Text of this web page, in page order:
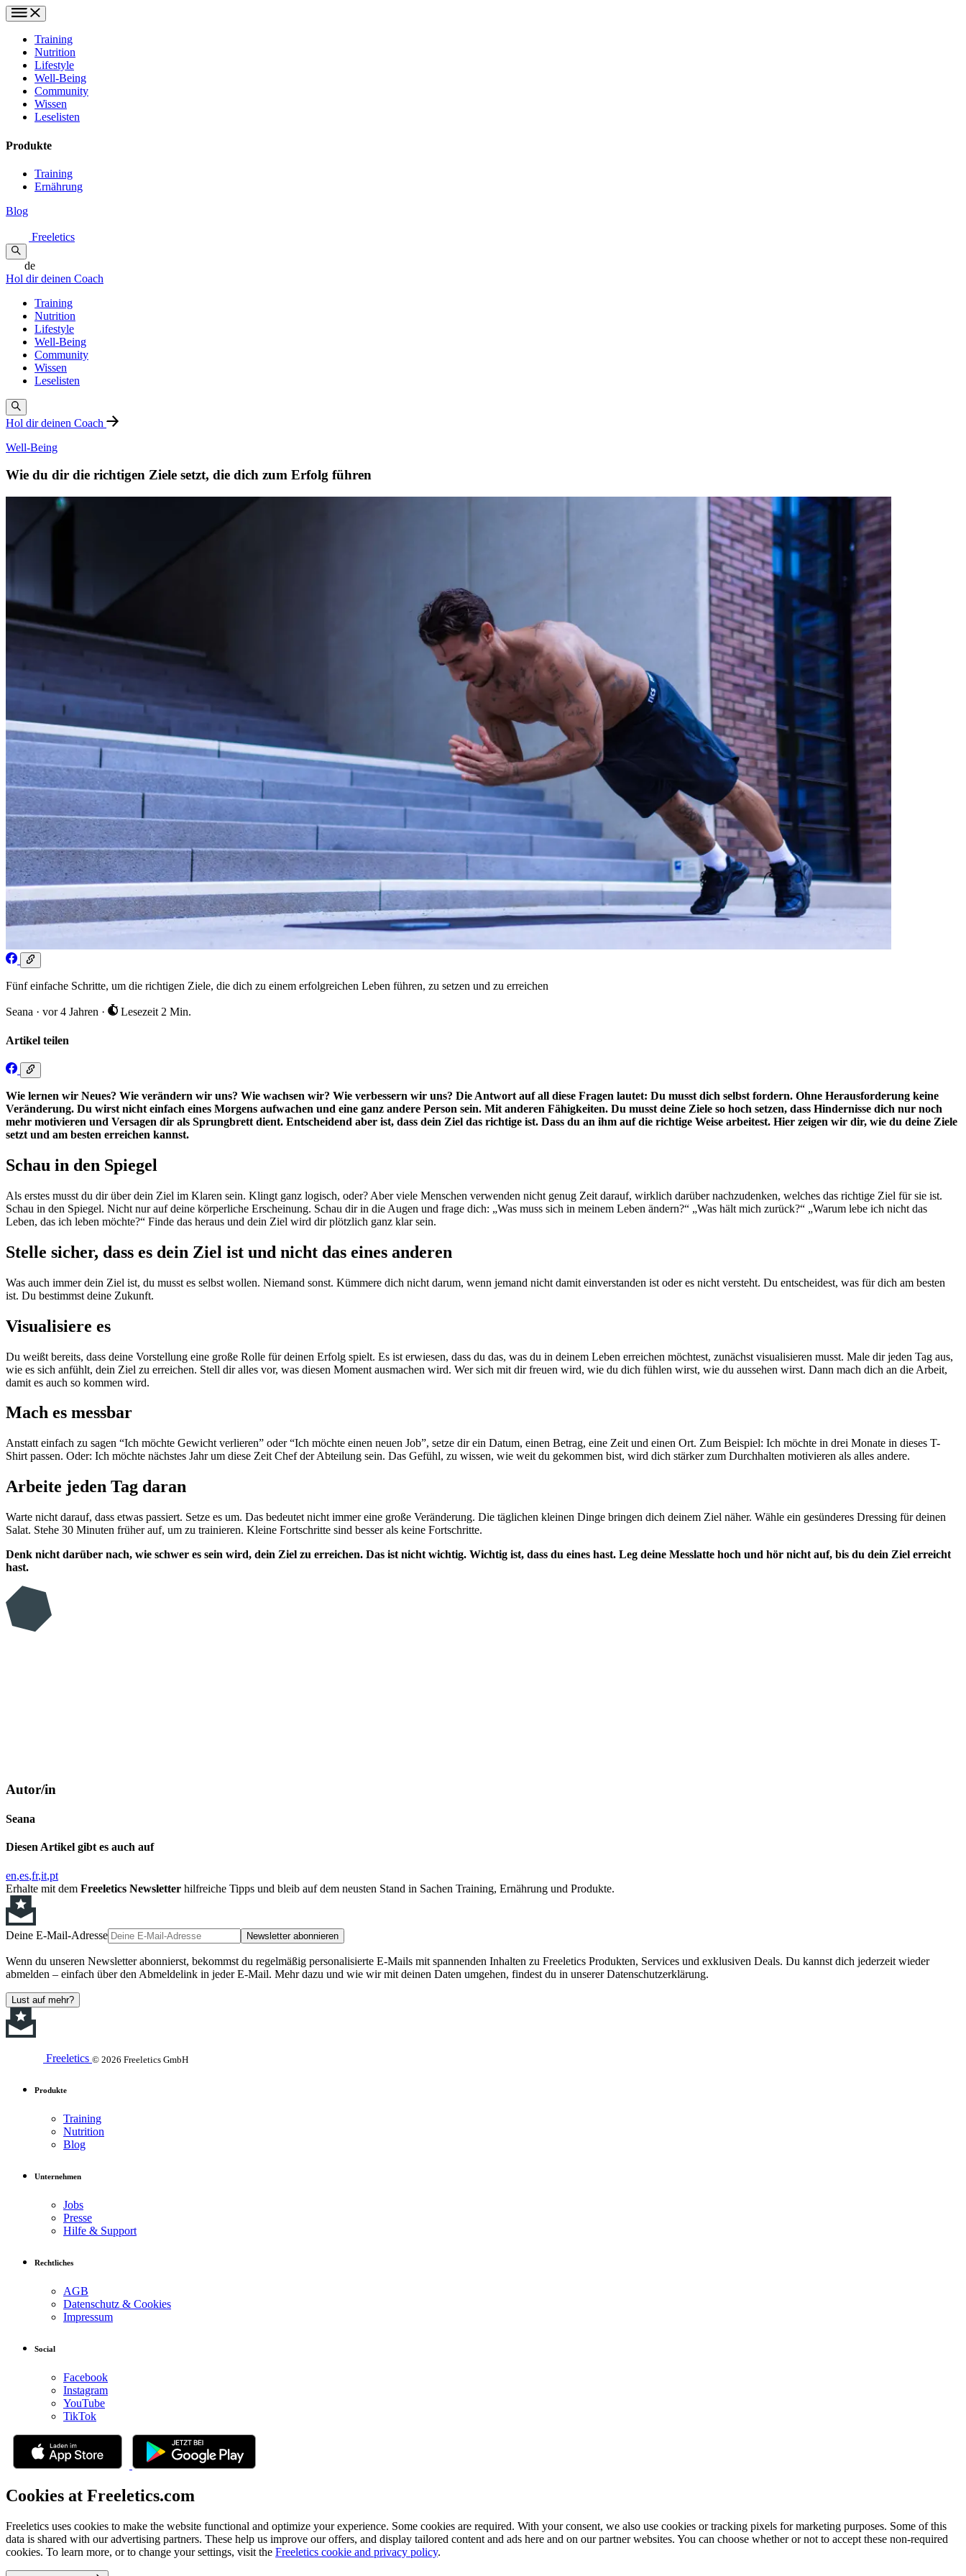
Training
Nutrition
Lifestyle
Well-Being
Community
Wissen
Leselisten
Produkte
Training
Ernährung
Blog
Freeletics
de
Hol dir deinen Coach
Training
Nutrition
Lifestyle
Well-Being
Community
Wissen
Leselisten
Hol dir deinen Coach
Well-Being
Wie du dir die richtigen Ziele setzt, die dich zum Erfolg führen
Fünf einfache Schritte, um die richtigen Ziele, die dich zu einem erfolgreichen Leben führen, zu setzen und zu erreichen
Seana · vor 4 Jahren · Lesezeit 2 Min.
Artikel teilen
Wie lernen wir Neues? Wie verändern wir uns? Wie wachsen wir? Wie verbessern wir uns? Die Antwort auf all diese Fragen lautet: Du musst dich selbst fordern. Ohne Herausforderung keine
Veränderung. Du wirst nicht einfach eines Morgens aufwachen und eine ganz andere Person sein. Mit anderen Fähigkeiten. Du musst deine Ziele so hoch setzen, dass Hindernisse dich nur noch
mehr motivieren und Versagen dir als Sprungbrett dient. Entscheidend aber ist, dass dein Ziel das richtige ist. Dass du an ihm auf die richtige Weise arbeitest. Hier zeigen wir dir, wie du deine Ziele
setzt und am besten erreichen kannst.
Schau in den Spiegel
Als erstes musst du dir über dein Ziel im Klaren sein. Klingt ganz logisch, oder? Aber viele Menschen verwenden nicht genug Zeit darauf, wirklich darüber nachzudenken, welches das richtige Ziel für sie ist.
Schau in den Spiegel. Nicht nur auf deine körperliche Erscheinung. Schau dir in die Augen und frage dich: „Was muss sich in meinem Leben ändern?“ „Was hält mich zurück?“ „Warum lebe ich nicht das
Leben, das ich leben möchte?“ Finde das heraus und dein Ziel wird dir plötzlich ganz klar sein.
Stelle sicher, dass es dein Ziel ist und nicht das eines anderen
Was auch immer dein Ziel ist, du musst es selbst wollen. Niemand sonst. Kümmere dich nicht darum, wenn jemand nicht damit einverstanden ist oder es nicht versteht. Du entscheidest, was für dich am besten
ist. Du bestimmst deine Zukunft.
Visualisiere es
Du weißt bereits, dass deine Vorstellung eine große Rolle für deinen Erfolg spielt. Es ist erwiesen, dass du das, was du in deinem Leben erreichen möchtest, zunächst visualisieren musst. Male dir jeden Tag aus,
wie es sich anfühlt, dein Ziel zu erreichen. Stell dir alles vor, was diesen Moment ausmachen wird. Wer sich mit dir freuen wird, wie du dich fühlen wirst, wie du aussehen wirst. Dann mach dich an die Arbeit,
damit es auch so kommen wird.
Mach es messbar
Anstatt einfach zu sagen “Ich möchte Gewicht verlieren” oder “Ich möchte einen neuen Job”, setze dir ein Datum, einen Betrag, eine Zeit und einen Ort. Zum Beispiel: Ich möchte in drei Monate in dieses T-
Shirt passen. Oder: Ich möchte nächstes Jahr um diese Zeit Chef der Abteilung sein. Das Gefühl, zu wissen, wie weit du gekommen bist, wird dich stärker zum Durchhalten motivieren als alles andere.
Arbeite jeden Tag daran
Warte nicht darauf, dass etwas passiert. Setze es um. Das bedeutet nicht immer eine große Veränderung. Die täglichen kleinen Dinge bringen dich deinem Ziel näher. Wähle ein gesünderes Dressing für deinen
Salat. Stehe 30 Minuten früher auf, um zu trainieren. Kleine Fortschritte sind besser als keine Fortschritte.
Denk nicht darüber nach, wie schwer es sein wird, dein Ziel zu erreichen. Das ist nicht wichtig. Wichtig ist, dass du eines hast. Leg deine Messlatte hoch und hör nicht auf, bis du dein Ziel erreicht
hast.
Autor/in
Seana
Diesen Artikel gibt es auch auf
en es fr it pt
Erhalte mit dem Freeletics Newsletter hilfreiche Tipps und bleib auf dem neusten Stand in Sachen Training, Ernährung und Produkte.
Deine E-Mail-Adresse Newsletter abonnieren
Wenn du unseren Newsletter abonnierst, bekommst du regelmäßig personalisierte E-Mails mit spannenden Inhalten zu Freeletics Produkten, Services und exklusiven Deals. Du kannst dich jederzeit wieder
abmelden – einfach über den Abmeldelink in jeder E-Mail. Mehr dazu und wie wir mit deinen Daten umgehen, findest du in unserer Datenschutzerklärung.
Lust auf mehr?
Freeletics © 2026 Freeletics GmbH
Produkte
Training
Nutrition
Blog
Unternehmen
Jobs
Presse
Hilfe & Support
Rechtliches
AGB
Datenschutz & Cookies
Impressum
Social
Facebook
Instagram
YouTube
TikTok
Cookies at Freeletics.com
Freeletics uses cookies to make the website functional and optimize your experience. Some cookies are required. With your consent, we also use cookies or tracking pixels for marketing purposes. Some of this
data is shared with our advertising partners. These help us improve our offers, and display tailored content and ads here and on our partner websites. You can choose whether or not to accept these non-required
cookies. To learn more, or to change your settings, visit the Freeletics cookie and privacy policy.